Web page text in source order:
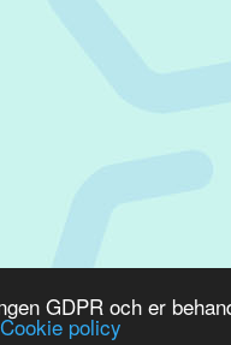
GDPR och er
policy